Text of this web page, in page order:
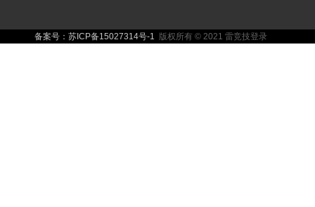
备案号：苏ICP备15027314号-1 版权所有 © 2021 雷竞技登录